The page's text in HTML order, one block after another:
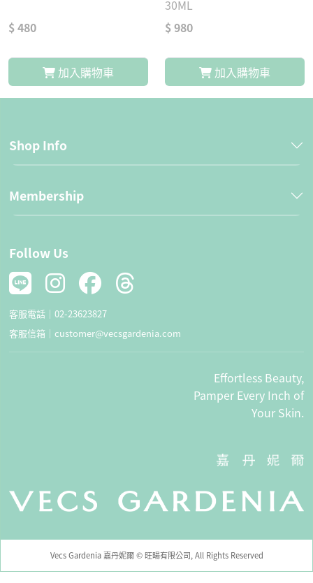
$ 480
加入購物車
30ML
$ 980
加入購物車
Shop Info
Membership
Follow Us
客服電話｜ 02-23623827
客服信箱｜ customer@vecsgardenia.com
Effortless Beauty,
Pamper Every Inch of
Your Skin.
Vecs Gardenia 嘉丹妮爾 © 旺暘有限公司, All Rights Reserved